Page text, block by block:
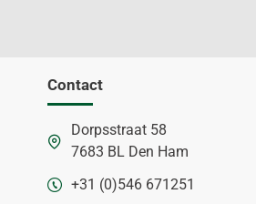
Contact
Dorpsstraat 58
7683 BL Den Ham
+31 (0)546 671251